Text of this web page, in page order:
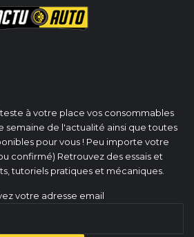
à votre place vos consommables
semaine de l'actualité ainsi que toutes
pour vous ! Peu importe votre
confirmé) Retrouvez des essais et
tutoriels pratiques et mécaniques.
votre adresse email